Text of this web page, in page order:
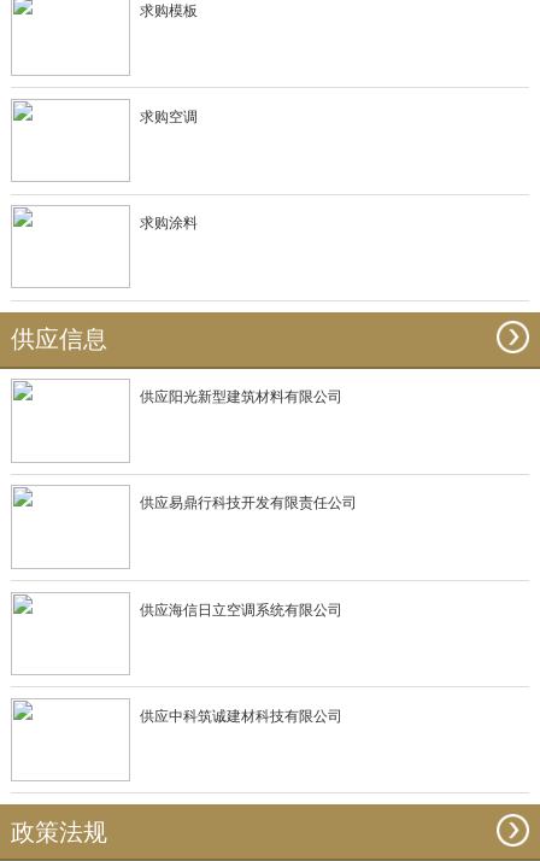
求购模板
求购空调
求购涂料
供应信息
供应阳光新型建筑材料有限公司
供应易鼎行科技开发有限责任公司
供应海信日立空调系统有限公司
供应中科筑诚建材科技有限公司
政策法规